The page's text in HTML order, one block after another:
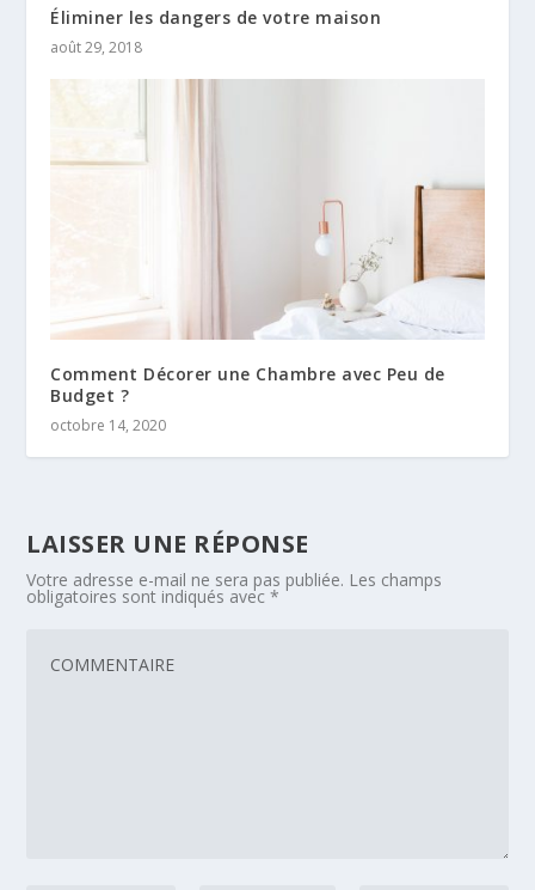
Éliminer les dangers de votre maison
août 29, 2018
Comment Décorer une Chambre avec Peu de
Budget ?
octobre 14, 2020
LAISSER UNE RÉPONSE
Votre adresse e-mail ne sera pas publiée. Les champs
obligatoires sont indiqués avec*